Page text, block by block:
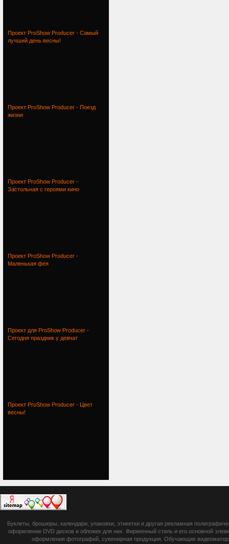
Проект ProShow Producer - Самый
лучший день весны!
Проект ProShow Producer - Поезд
жизни
Проект ProShow Producer -
Застольная с героями кино
Проект ProShow Producer -
Маленькая фея
Проект для ProShow Producer -
Сегодня праздник у девчат
Проект ProShow Producer - Цвет
весны!
botsetto.ru -
photoshop,
шрифты,
Буклеты, брошюры, календари, упаковки, этикетки и другая рекламная
оформление DVD дисков и обложек для них. Фирменный стиль и его основной
оформления фотографий, сувенирная продукция. Обучающие